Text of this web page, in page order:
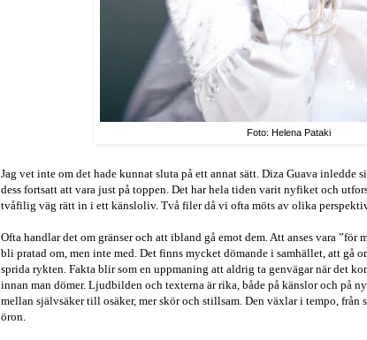
Foto: Helena Pataki
Jag vet inte om det hade kunnat sluta på ett annat sätt. Diza Guava inledde
dess fortsatt att vara just på toppen. Det har hela tiden varit nyfiket och
tvåfilig väg rätt in i ett känsloliv. Två filer då vi ofta möts av olika
Ofta handlar det om gränser och att ibland gå emot dem. Att anses vara
bli pratad om, men inte med. Det finns mycket dömande i samhället, att gå
sprida rykten. Fakta blir som en uppmaning att aldrig ta genvägar när det
innan man dömer. Ljudbilden och texterna är rika, både på känslor och på
mellan självsäker till osäker, mer skör och stillsam. Den växlar i tempo,
öron.